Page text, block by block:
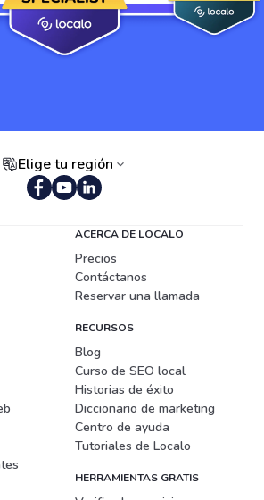
Elige tu región
ACERCA DE LOCALO
Precios
Contáctanos
Reservar una llamada
RECURSOS
Blog
Curso de SEO local
Historias de éxito
Diccionario de marketing
Centro de ayuda
Tutoriales de Localo
HERRAMIENTAS GRATIS